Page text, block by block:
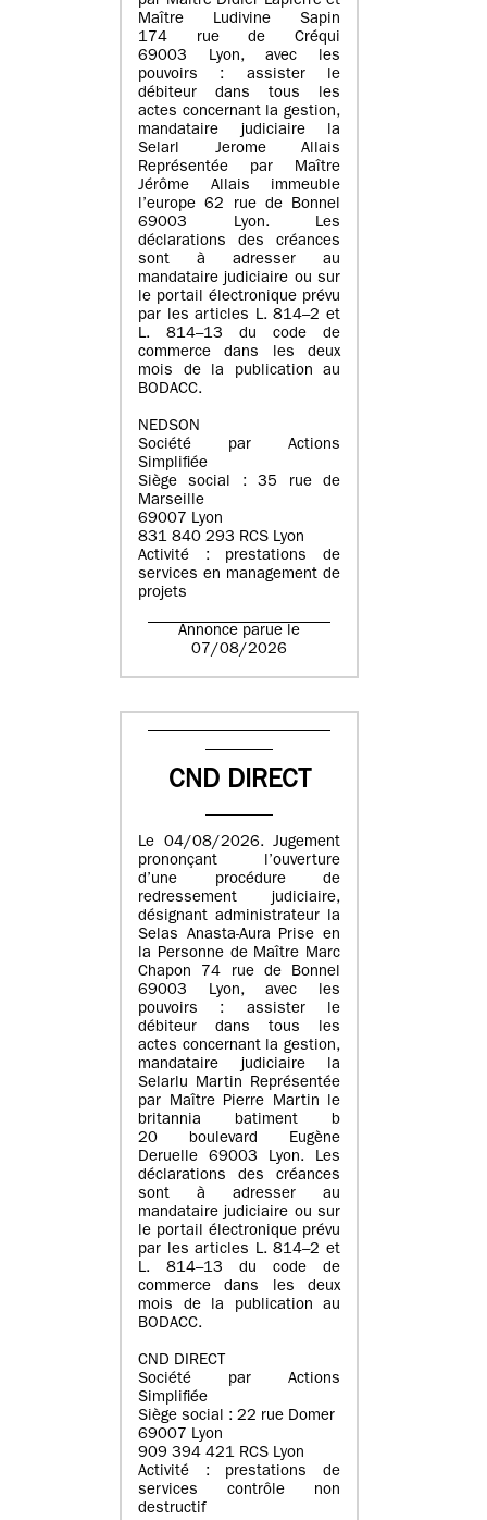
Maître Ludivine Sapin
174 rue de Créqui
69003 Lyon, avec les
pouvoirs : assister le
débiteur dans tous les
actes concernant la gestion,
mandataire judiciaire la
Selarl Jerome Allais
Représentée par Maître
Jérôme Allais immeuble
l’europe 62 rue de Bonnel
69003 Lyon. Les
déclarations des créances
sont à adresser au
mandataire judiciaire ou sur
le portail électronique prévu
par les articles L. 814–2 et
L. 814–13 du code de
commerce dans les deux
mois de la publication au
BODACC.
NEDSON
Société par Actions
Simplifiée
Siège social : 35 rue de
Marseille
69007 Lyon
831 840 293 RCS Lyon
Activité : prestations de
services en management de
projets
Annonce parue le
07/08/2026
CND DIRECT
Le 04/08/2026. Jugement
prononçant l’ouverture
d’une procédure de
redressement judiciaire,
désignant administrateur la
Selas Anasta-Aura Prise en
la Personne de Maître Marc
Chapon 74 rue de Bonnel
69003 Lyon, avec les
pouvoirs : assister le
débiteur dans tous les
actes concernant la gestion,
mandataire judiciaire la
Selarlu Martin Représentée
par Maître Pierre Martin le
britannia batiment b
20 boulevard Eugène
Deruelle 69003 Lyon. Les
déclarations des créances
sont à adresser au
mandataire judiciaire ou sur
le portail électronique prévu
par les articles L. 814–2 et
L. 814–13 du code de
commerce dans les deux
mois de la publication au
BODACC.
CND DIRECT
Société par Actions
Simplifiée
Siège social : 22 rue Domer
69007 Lyon
909 394 421 RCS Lyon
Activité : prestations de
services contrôle non
destructif